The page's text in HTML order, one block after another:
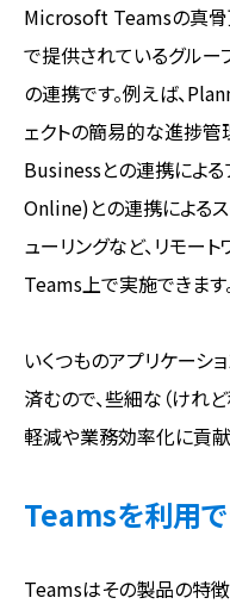
Microsoft Teamsの真
で提供されているグルー
の連携です。例えば、
ェクトの簡易的な進捗
Businessとの連携によ
Online)との連携による
ューリングなど、リモー
Teams上で実施できます
いくつものアプリケーシ
済むので、些細な（けれ
軽減や業務効率化に貢献
Teamsを利用で
Teamsはその製品の特